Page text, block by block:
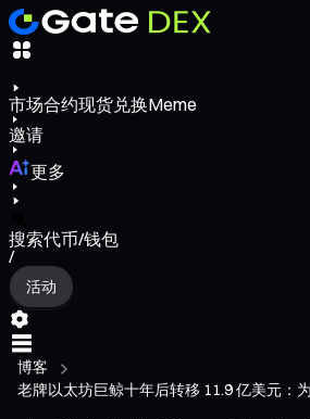
市场合约现货兑换Meme
邀请
更多
搜索代币/钱包
/
活动
博客
老牌以太坊巨鲸十年后转移 11.9 亿美元：